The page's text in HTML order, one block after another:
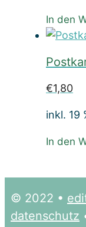
In den
€1,80
inkl. 19
In den
© 2022 •
datenschutz